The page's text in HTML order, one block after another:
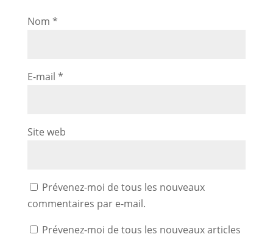
Nom *
E-mail *
Site web
Prévenez-moi de tous les nouveaux
commentaires par e-mail.
Prévenez-moi de tous les nouveaux articles